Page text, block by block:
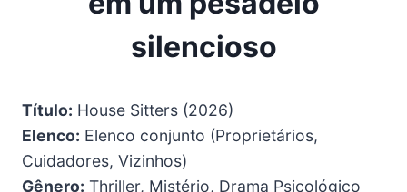
silencioso
Título: House Sitters (2026)
Elenco: Elenco conjunto (Proprietários,
Cuidadores, Vizinhos)
Gênero: Thriller, Mistério, Drama Psicológico